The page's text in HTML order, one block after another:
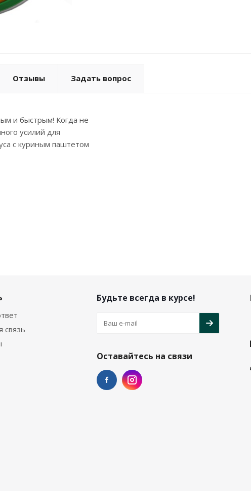
Отзывы Задать вопрос
и быстрым! Когда не
усилий для
с куриным паштетом
связь
Будьте всегда в курсе!
Оставайтесь на связи